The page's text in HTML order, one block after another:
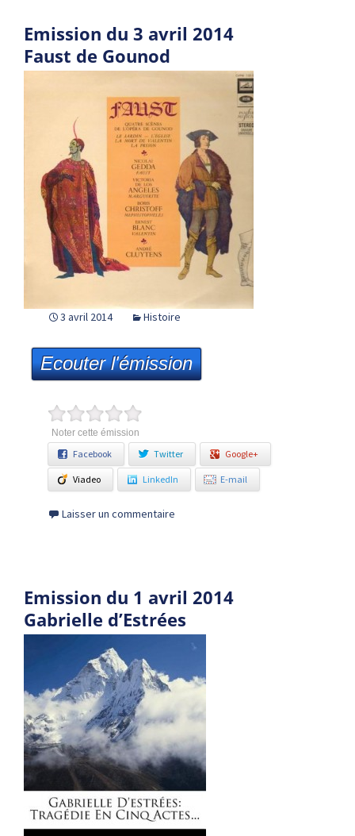
Emission du 3 avril 2014
Faust de Gounod
3 avril 2014 Histoire
Ecouter l'émission
Noter cette émission
Facebook Twitter Google+
Viadeo LinkedIn E-mail
Laisser un commentaire
Emission du 1 avril 2014
Gabrielle d’Estrées